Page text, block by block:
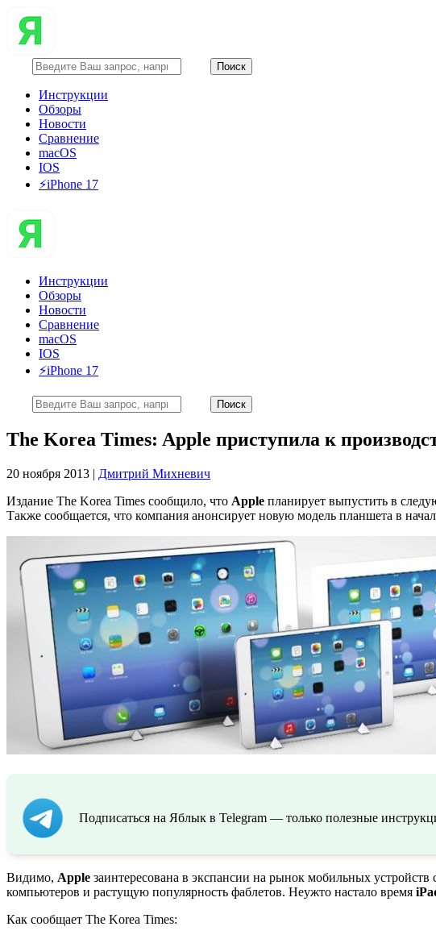
Инструкции
Обзоры
Новости
Сравнение
macOS
IOS
⚡️iPhone 17
Инструкции
Обзоры
Новости
Сравнение
macOS
IOS
⚡️iPhone 17
The Korea Times: Apple приступила к
20 ноября 2013 | Дмитрий Михневич
Издание The Korea Times сообщило, что Apple планирует выпустить в
Также сообщается, что компания анонсирует новую модель планшета в
Подписаться на Яблык в Telegram — только полезные
Видимо, Apple заинтересована в экспансии на рынок мобильных
компьютеров и растущую популярность фаблетов. Неужто настало время
Как сообщает The Korea Times: